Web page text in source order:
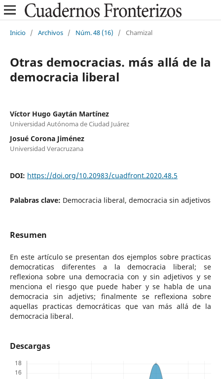
Inicio / Archivos / Núm. 48 (16) / Chamizal
Otras democracias. más allá de la
democracia liberal
Víctor Hugo Gaytán Martínez
Universidad Autónoma de Ciudad Juárez
Josué Corona Jiménez
Universidad Veracruzana
DOI: https://doi.org/10.20983/cuadfront.2020.48.5
Palabras clave: Democracia liberal, democracia sin adjetivos
Resumen
En este artículo se presentan dos ejemplos sobre practicas
democraticas diferentes a la democracia liberal; se
reflexiona sobre una democracia con y sin adjetivos y se
menciona el riesgo que puede haber y se habla de una
democracia sin adjetivs; finalmente se reflexiona sobre
aquellas practicas democráticas que van más allá de la
democracia liberal.
Descargas